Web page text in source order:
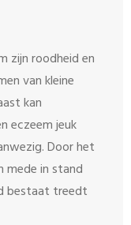
zijn roodheid en
van kleine
kan
eczeem jeuk
Door het
mede in stand
bestaat treedt